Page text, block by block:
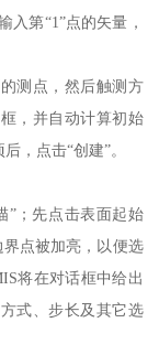
入第“1”点的矢量，
测点，然后触测方
，并自动计算初始
，点击“创建”。
”；先点击表面起始
界点被加亮，以便选
将在对话框中给出
式、步长及其它选